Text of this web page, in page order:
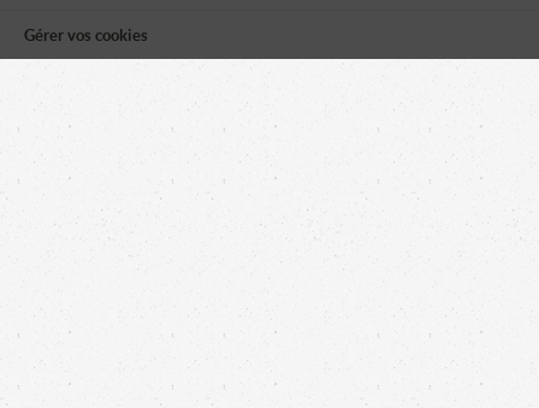
Gérer vos cookies